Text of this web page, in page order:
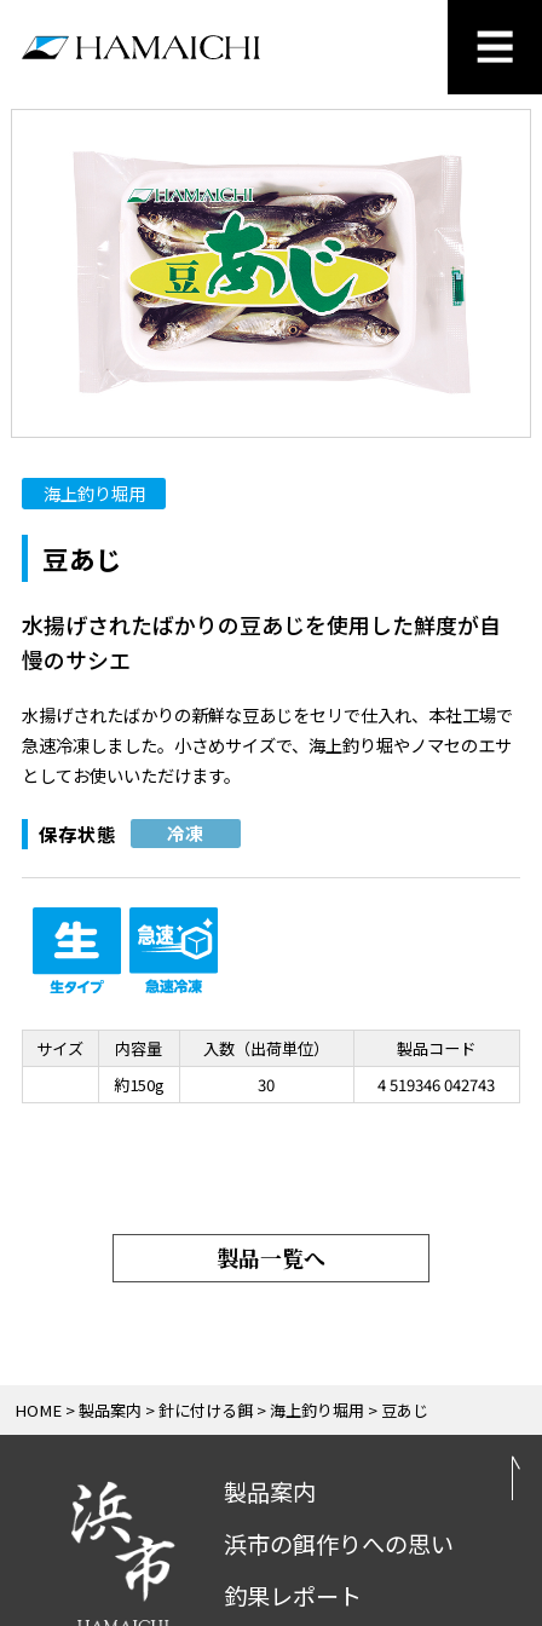
HOME 製品案内 針に付ける餌 海上釣り堀用 豆あじ
海上釣り堀用
豆あじ
水揚げされたばかりの豆あじを使用した鮮度が自
慢のサシエ
水揚げされたばかりの新鮮な豆あじをセリで仕入れ、本社工場で
急速冷凍しました。小さめサイズで、海上釣り堀やノマセのエサ
としてお使いいただけます。
保存状態 冷凍
サイズ 内容量 入数（出荷単位）
製品コード
約150g
30 4 519346 042743
製品一覧へ
製品案内
浜市の餌作りへの思い
釣果レポート